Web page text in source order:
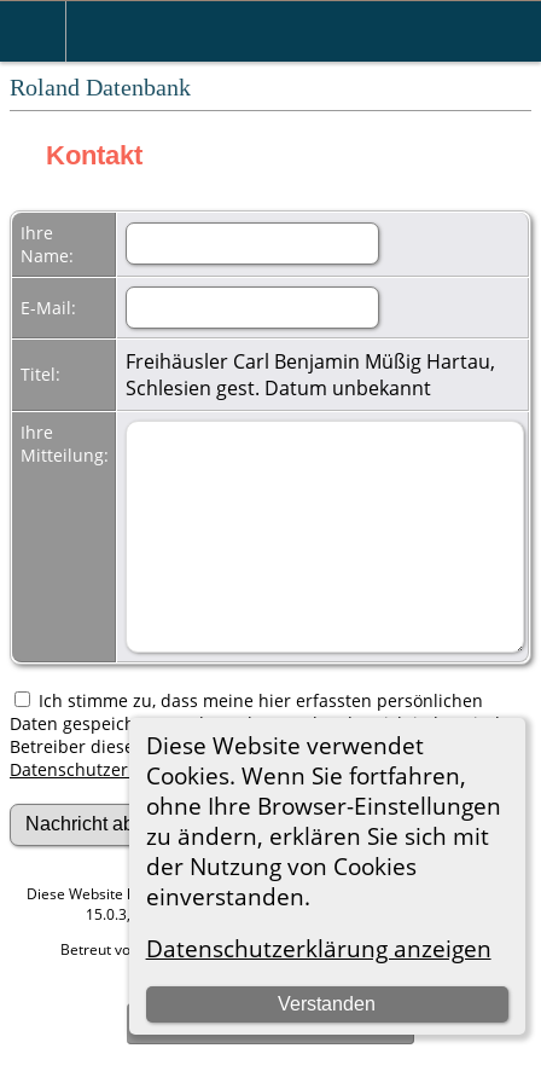
Roland Datenbank
Diese Website verwendet
Cookies. Wenn Sie fortfahren,
ohne Ihre Browser-Einstellungen
zu ändern, erklären Sie sich mit
der Nutzung von Cookies
einverstanden.
Datenschutzerklärung anzeigen
Verstanden
Kontakt
Ihre
Name:
E-Mail:
Titel:
Freihäusler Carl Benjamin Müßig Hartau,
Schlesien gest. Datum unbekannt
Ihre
Mitteilung:
Ich stimme zu, dass meine hier erfassten persönlichen
Daten gespeichert werden. Ich verstehe, dass ich jederzeit den
Betreiber dieser Website bitten kann, diese Daten zu löschen.
Datenschutzerklärung
Diese Website läuft mitThe Next Generation of Genealogy Sitebuilding
15.0.3, programmiert von Darrin Lythgoe © 2001-2026.
Betreut von
Roland zu Dortmund e.V.. |Datenschutzerklärung.
Hier geht es zum Impressum
Zur Desktop-Webseite wechseln